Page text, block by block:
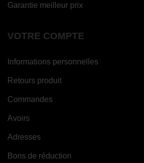
Garantie meilleur prix
VOTRE COMPTE
Informations personnelles
Retours produit
Commandes
Avoirs
Adresses
Bons de réduction